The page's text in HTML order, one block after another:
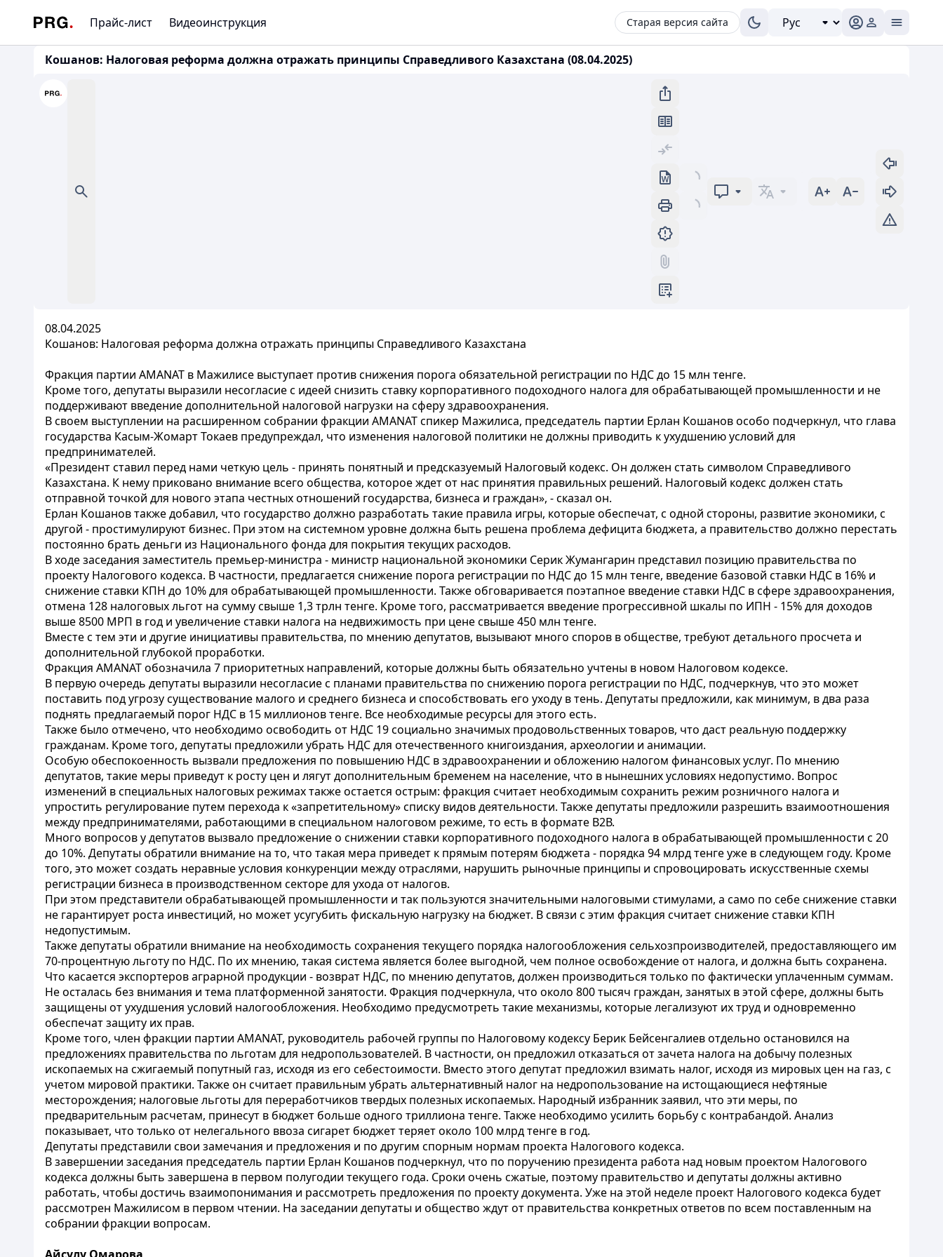
Прайс-лист Видеоинструкция Старая версия сайта
Кошанов: Налоговая реформа должна отражать принципы Справедливого Казахстана (08.04.2025)
08.04.2025
Кошанов: Налоговая реформа должна отражать принципы Справедливого Казахстана
Фракция партии AMANAT в Мажилисе выступает против снижения порога обязательной регистрации по НДС до 15 млн тенге.
Кроме того, депутаты выразили несогласие с идеей снизить ставку корпоративного подоходного налога для обрабатывающей промышленности и не
поддерживают введение дополнительной налоговой нагрузки на сферу здравоохранения.
В своем выступлении на расширенном собрании фракции AMANAT спикер Мажилиса, председатель партии Ерлан Кошанов особо подчеркнул, что глава
государства Касым-Жомарт Токаев предупреждал, что изменения налоговой политики не должны приводить к ухудшению условий для
предпринимателей.
«Президент ставил перед нами четкую цель - принять понятный и предсказуемый Налоговый кодекс. Он должен стать символом Справедливого
Казахстана. К нему приковано внимание всего общества, которое ждет от нас принятия правильных решений. Налоговый кодекс должен стать
отправной точкой для нового этапа честных отношений государства, бизнеса и граждан», - сказал он.
Ерлан Кошанов также добавил, что государство должно разработать такие правила игры, которые обеспечат, с одной стороны, развитие экономики, с
другой - простимулируют бизнес. При этом на системном уровне должна быть решена проблема дефицита бюджета, а правительство должно перестать
постоянно брать деньги из Национального фонда для покрытия текущих расходов.
В ходе заседания заместитель премьер-министра - министр национальной экономики Серик Жумангарин представил позицию правительства по
проекту Налогового кодекса. В частности, предлагается снижение порога регистрации по НДС до 15 млн тенге, введение базовой ставки НДС в 16% и
снижение ставки КПН до 10% для обрабатывающей промышленности. Также обговаривается поэтапное введение ставки НДС в сфере здравоохранения,
отмена 128 налоговых льгот на сумму свыше 1,3 трлн тенге. Кроме того, рассматривается введение прогрессивной шкалы по ИПН - 15% для доходов
выше 8500 МРП в год и увеличение ставки налога на недвижимость при цене свыше 450 млн тенге.
Вместе с тем эти и другие инициативы правительства, по мнению депутатов, вызывают много споров в обществе, требуют детального просчета и
дополнительной глубокой проработки.
Фракция AMANAT обозначила 7 приоритетных направлений, которые должны быть обязательно учтены в новом Налоговом кодексе.
В первую очередь депутаты выразили несогласие с планами правительства по снижению порога регистрации по НДС, подчеркнув, что это может
поставить под угрозу существование малого и среднего бизнеса и способствовать его уходу в тень. Депутаты предложили, как минимум, в два раза
поднять предлагаемый порог НДС в 15 миллионов тенге. Все необходимые ресурсы для этого есть.
Также было отмечено, что необходимо освободить от НДС 19 социально значимых продовольственных товаров, что даст реальную поддержку
гражданам. Кроме того, депутаты предложили убрать НДС для отечественного книгоиздания, археологии и анимации.
Особую обеспокоенность вызвали предложения по повышению НДС в здравоохранении и обложению налогом финансовых услуг. По мнению
депутатов, такие меры приведут к росту цен и лягут дополнительным бременем на население, что в нынешних условиях недопустимо. Вопрос
изменений в специальных налоговых режимах также остается острым: фракция считает необходимым сохранить режим розничного налога и
упростить регулирование путем перехода к «запретительному» списку видов деятельности. Также депутаты предложили разрешить взаимоотношения
между предпринимателями, работающими в специальном налоговом режиме, то есть в формате В2В.
Много вопросов у депутатов вызвало предложение о снижении ставки корпоративного подоходного налога в обрабатывающей промышленности с 20
до 10%. Депутаты обратили внимание на то, что такая мера приведет к прямым потерям бюджета - порядка 94 млрд тенге уже в следующем году. Кроме
того, это может создать неравные условия конкуренции между отраслями, нарушить рыночные принципы и спровоцировать искусственные схемы
регистрации бизнеса в производственном секторе для ухода от налогов.
При этом представители обрабатывающей промышленности и так пользуются значительными налоговыми стимулами, а само по себе снижение ставки
не гарантирует роста инвестиций, но может усугубить фискальную нагрузку на бюджет. В связи с этим фракция считает снижение ставки КПН
недопустимым.
Также депутаты обратили внимание на необходимость сохранения текущего порядка налогообложения сельхозпроизводителей, предоставляющего им
70-процентную льготу по НДС. По их мнению, такая система является более выгодной, чем полное освобождение от налога, и должна быть сохранена.
Что касается экспортеров аграрной продукции - возврат НДС, по мнению депутатов, должен производиться только по фактически уплаченным суммам.
Не осталась без внимания и тема платформенной занятости. Фракция подчеркнула, что около 800 тысяч граждан, занятых в этой сфере, должны быть
защищены от ухудшения условий налогообложения. Необходимо предусмотреть такие механизмы, которые легализуют их труд и одновременно
обеспечат защиту их прав.
Кроме того, член фракции партии AMANAT, руководитель рабочей группы по Налоговому кодексу Берик Бейсенгалиев отдельно остановился на
предложениях правительства по льготам для недропользователей. В частности, он предложил отказаться от зачета налога на добычу полезных
ископаемых на сжигаемый попутный газ, исходя из его себестоимости. Вместо этого депутат предложил взимать налог, исходя из мировых цен на газ, с
учетом мировой практики. Также он считает правильным убрать альтернативный налог на недропользование на истощающиеся нефтяные
месторождения; налоговые льготы для переработчиков твердых полезных ископаемых. Народный избранник заявил, что эти меры, по
предварительным расчетам, принесут в бюджет больше одного триллиона тенге. Также необходимо усилить борьбу с контрабандой. Анализ
показывает, что только от нелегального ввоза сигарет бюджет теряет около 100 млрд тенге в год.
Депутаты представили свои замечания и предложения и по другим спорным нормам проекта Налогового кодекса.
В завершении заседания председатель партии Ерлан Кошанов подчеркнул, что по поручению президента работа над новым проектом Налогового
кодекса должны быть завершена в первом полугодии текущего года. Сроки очень сжатые, поэтому правительство и депутаты должны активно
работать, чтобы достичь взаимопонимания и рассмотреть предложения по проекту документа. Уже на этой неделе проект Налогового кодекса будет
рассмотрен Мажилисом в первом чтении. На заседании депутаты и общество ждут от правительства конкретных ответов по всем поставленным на
собрании фракции вопросам.